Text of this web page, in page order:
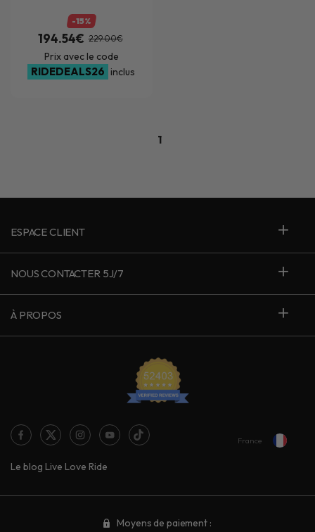
-15%
194.54€ 229.00€
Prix avec le code
RIDEDEALS26 inclus
1
ESPACE CLIENT
NOUS CONTACTER 5J/7
À PROPOS
Le blog Live Love Ride
France
Moyens de paiement :